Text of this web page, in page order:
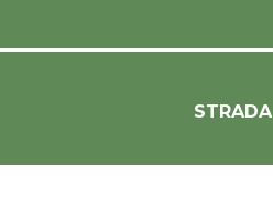
STRADA